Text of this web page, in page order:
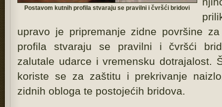
Postavom kutnih profila stvaraju se pravilni i čvršći bridovi
upravo je pripremanje zidne površine
profila stvaraju se pravilni i čvršći
zalutale udarce i vremensku dotrajalost.
koriste se za zaštitu i prekrivanje
zidnih obloga te postojećih bridova.